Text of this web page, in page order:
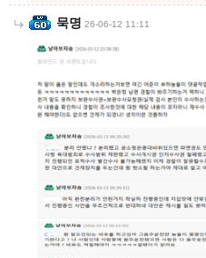
묵명 26-06-12 11:11